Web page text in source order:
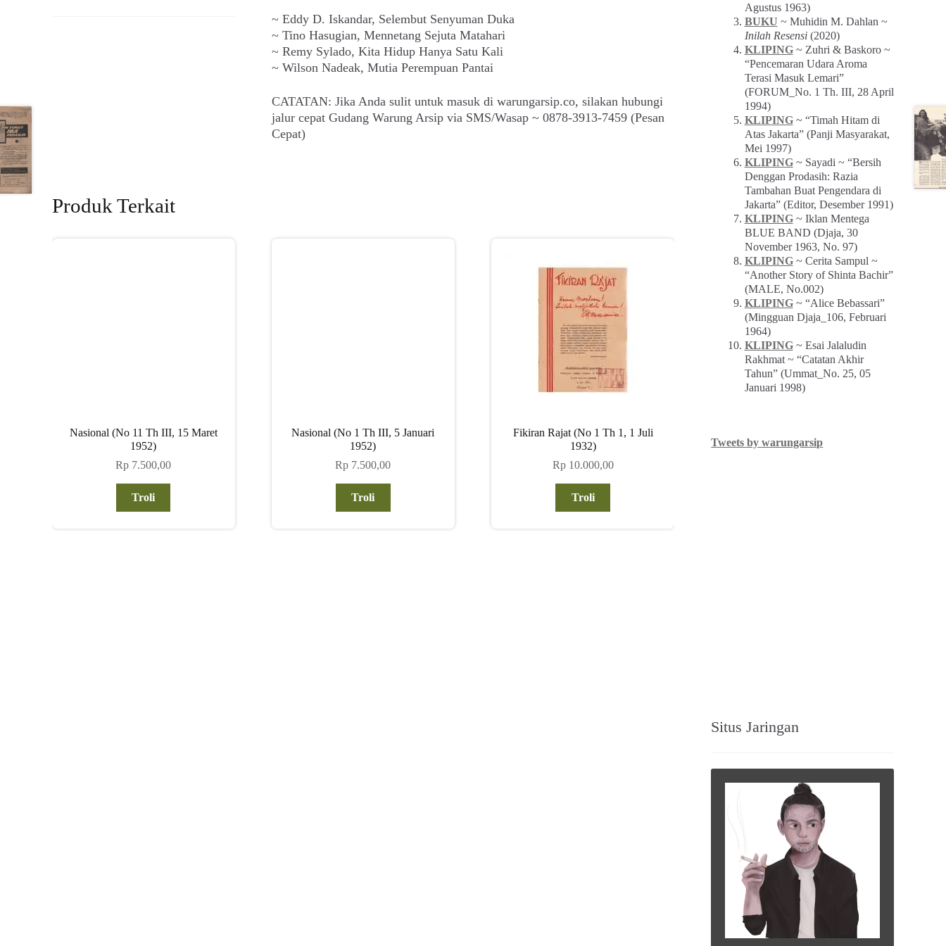
~ Eddy D. Iskandar, Selembut Senyuman Duka
~ Tino Hasugian, Mennetang Sejuta Matahari
~ Remy Sylado, Kita Hidup Hanya Satu Kali
~ Wilson Nadeak, Mutia Perempuan Pantai
CATATAN: Jika Anda sulit untuk masuk di warungarsip.co, silakan hubungi
jalur cepat Gudang Warung Arsip via SMS/Wasap ~ 0878-3913-7459 (Pesan
Cepat)
Produk Terkait
Nasional (No 11 Th III, 15 Maret
1952)
Rp 7.500,00
Troli
Nasional (No 1 Th III, 5 Januari
1952)
Rp 7.500,00
Troli
Fikiran Rajat (No 1 Th 1, 1 Juli
1932)
Rp10.000,00
Troli
Agustus 1963)
BUKU ~ Muhidin M. Dahlan ~
Inilah Resensi(2020)
KLIPING~ Zuhri & Baskoro ~
“Pencemaran Udara Aroma
Terasi Masuk Lemari”
(FORUM_No. 1 Th. III, 28 April
1994)
KLIPING~ “Timah Hitam di
Atas Jakarta” (Panji Masyarakat,
Mei 1997)
KLIPING~ Sayadi ~ “Bersih
Denggan Prodasih: Razia
Tambahan Buat Pengendara di
Jakarta” (Editor, Desember 1991)
KLIPING~ Iklan Mentega
BLUE BAND (Djaja, 30
November 1963, No. 97)
KLIPING~ Cerita Sampul ~
“Another Story of Shinta Bachir”
(MALE, No.002)
KLIPING~ “Alice Bebassari”
(Mingguan Djaja_106, Februari
1964)
KLIPING~ Esai Jalaludin
Rakhmat ~ “Catatan Akhir
Tahun” (Ummat_No. 25, 05
Januari 1998)
Tweets by warungarsip
Situs Jaringan